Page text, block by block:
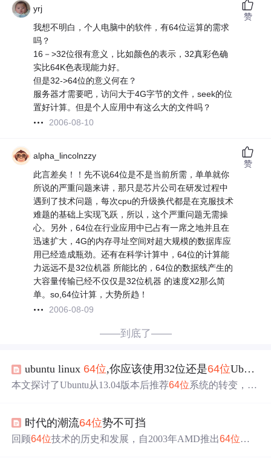
yrj
我想不明白，个人电脑中的软件，有64位运算的需求
吗？
16－>32位很有意义，比如颜色的表示，32真彩色确
实比64K色表现能力好。
但是32->64位的意义何在？
服务器才需要吧，访问大于4G字节的文件，seek的位
置好计算。但是个人应用中有这么大的文件吗？
2006-08-10
赞
alpha_lincolnzzy
此言差矣！！先不说64位是不是当前所需，单单就你
所说的严重问题来讲，那只是芯片公司在研发过程中
遇到了技术问题，每次cpu的升级换代都是在克服技术
难题的基础上实现飞跃，所以，这个严重问题无需操
心。另外，64位在行业应用中已占有一席之地并且在
迅速扩大，4G的内存寻址空间对超大规模的数据库应
用已经造成瓶劲。还有在科学计算中，64位的计算能
力远远不是32位机器 所能比的，64位的数据线产生的
大容量传输已经不仅仅是32位机器 的速度X2那么简
单。so,64位计算，大势所趋！
2006-08-09
赞
——到底了——
ubuntu linux 64位,你应该使用32位还是64位Ubuntu Linux？ | MOS86
本文探讨了Ubuntu从13.04版本后推荐64位系统的转变，解
位
系统上使用64位版本的Linux更优，尤其对于性能和兼容
现代插件。文章还提到了早期的64位挑战，如Flash插件问
时代的潮流64位势不可挡
回顾64位技术的历史和发展，自2003年AMD推出64位技